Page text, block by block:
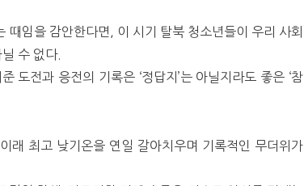
임을 감안한다면, 이 시기 탈북 청소년들이 우리 사회
수 없다.
도전과 응전의 기록은 ‘정답지’는 아닐지라도 좋은 ‘참
래 최고 낮기온을 연일 갈아치우며 기록적인 무더위가